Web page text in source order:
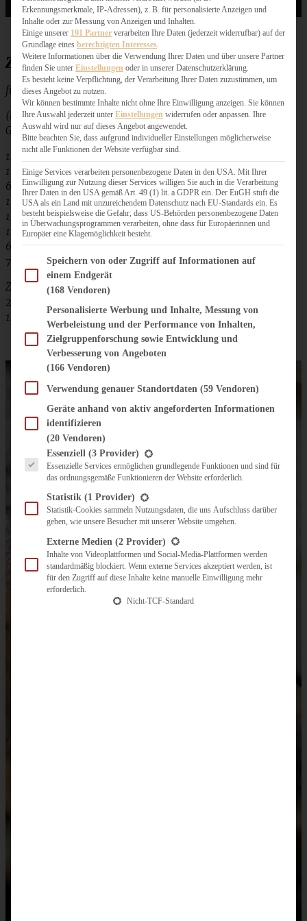
Zutaten Apfel-Cranberry-Kuchen vegan
für eine Kastenform oder ein Weckglas:
(ich schreibe die Zutaten in der Reihenfolge auf, wie sie im
Glas geschichtet werden können)
120 g Dinkelmehl
1 Päckchen Backpulver
60 g brauner Zucker
1 TL Zimt
180 g Dinkelmehl
1 Päckchen Bourbon-Vanillezucker
60 g brauner Zucker
75 g Cranberrys
Zufügen:
250 g ungesüßtes Apfelmus oder Apfelmark
125 g Margarine / weiche Butter
Erkennungsmerkmale, IP-Adressen), z. B. für personalisierte Anzeigen und
Inhalte oder zur Messung von Anzeigen und Inhalten.
Einige unserer 191 Partner verarbeiten Ihre Daten (jederzeit widerrufbar) auf der
Grundlage eines berechtigten Interesses.
Weitere Informationen über die Verwendung Ihrer Daten und über unsere Partner
finden Sie unter Einstellungen oder in unserer Datenschutzerklärung.
Es besteht keine Verpflichtung, der Verarbeitung Ihrer Daten zuzustimmen, um
dieses Angebot zu nutzen.
Wir können bestimmte Inhalte nicht ohne Ihre Einwilligung anzeigen. Sie können
Ihre Auswahl jederzeit unter Einstellungen widerrufen oder anpassen. Ihre
Auswahl wird nur auf dieses Angebot angewendet.
Bitte beachten Sie, dass aufgrund individueller Einstellungen möglicherweise
nicht alle Funktionen der Website verfügbar sind.
Einige Services verarbeiten personenbezogene Daten in den USA. Mit Ihrer
Einwilligung zur Nutzung dieser Services willigen Sie auch in die Verarbeitung
Ihrer Daten in den USA gemäß Art. 49 (1) lit. a GDPR ein. Der EuGH stuft die
USA als ein Land mit unzureichendem Datenschutz nach EU-Standards ein. Es
besteht beispielsweise die Gefahr, dass US-Behörden personenbezogene Daten
in Überwachungsprogrammen verarbeiten, ohne dass für Europäerinnen und
Europäer eine Klagemöglichkeit besteht.
Im Folgenden finden Sie eine Liste der Zwecke des IAB Transparency and Consent
Speichern von oder Zugriff auf Informationen auf
einem Endgerät
(168 Vendoren)
Personalisierte Werbung und Inhalte, Messung von
Werbeleistung und der Performance von Inhalten,
Zielgruppenforschung sowie Entwicklung und
Verbesserung von Angeboten
(166 Vendoren)
Verwendung genauer Standortdaten (59 Vendoren)
Geräte anhand von aktiv angeforderten Informationen
identifizieren
(20 Vendoren)
Es folgt eine Liste der Service-Gruppen, für die eine Einwilligung erteilt werden
Essenziell (3 Provider)
Essenzielle Services ermöglichen grundlegende Funktionen und sind für
das ordnungsgemäße Funktionieren der Website erforderlich.
Statistik (1 Provider)
Statistik-Cookies sammeln Nutzungsdaten, die uns Aufschluss darüber
geben, wie unsere Besucher mit unserer Website umgehen.
Externe Medien (2 Provider)
Inhalte von Videoplattformen und Social-Media-Plattformen werden
standardmäßig blockiert. Wenn externe Services akzeptiert werden, ist
für den Zugriff auf diese Inhalte keine manuelle Einwilligung mehr
erforderlich.
Nicht-TCF-Standard